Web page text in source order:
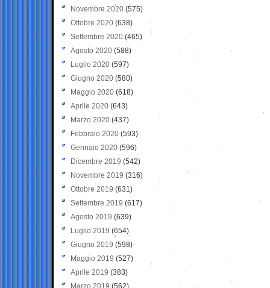
Novembre 2020 (575)
Ottobre 2020 (638)
Settembre 2020(465)
Agosto 2020 (588)
Luglio 2020 (597)
Giugno 2020 (580)
Maggio 2020 (618)
Aprile 2020 (643)
Marzo 2020 (437)
Febbraio 2020 (593)
Gennaio 2020 (596)
Dicembre 2019 (542)
Novembre 2019 (316)
Ottobre 2019 (631)
Settembre 2019 (617)
Agosto 2019 (639)
Luglio 2019 (654)
Giugno 2019 (598)
Maggio 2019 (527)
Aprile 2019 (383)
Marzo 2019 (562)